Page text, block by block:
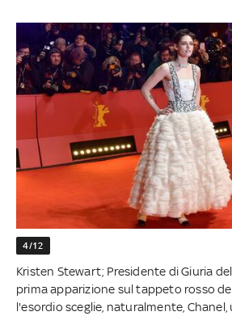
4/12
Kristen Stewart; Presidente di Giuria
prima apparizione sul tappeto rosso
l'esordio sceglie, naturalmente,